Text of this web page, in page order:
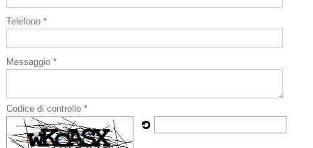
Telefono *
Messaggio *
Codice di controllo *